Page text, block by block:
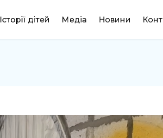
Історії дітей Медіа Новини
DONATE